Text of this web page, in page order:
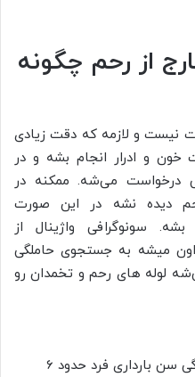
از رحم چگونه
نیست و لازمه که دقت زیادی
خون و ادرار انجام بشه و در
درخواست می‌شه. ممکنه در
دیده نشه در این صورت
بشه. سونوگرافی واژینال از
میشه به جستجوی حاملگی
لوله های رحم و تخمدان رو
زمانی که بنا بر تاریخ آخرین قاعدگی سن بارداری فرد حدود 6